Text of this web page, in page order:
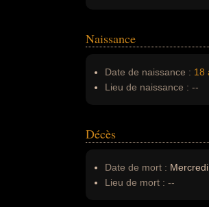
Naissance
Date de naissance : 18
Lieu de naissance : --
Décès
Date de mort : Mercredi
Lieu de mort : --